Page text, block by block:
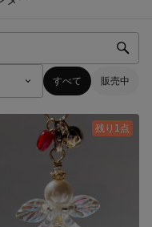
すべて 販売中
残り1点